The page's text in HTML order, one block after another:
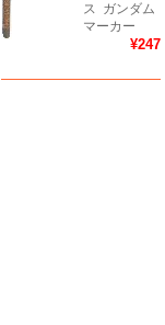
ス ガンダム
マーカー
¥247